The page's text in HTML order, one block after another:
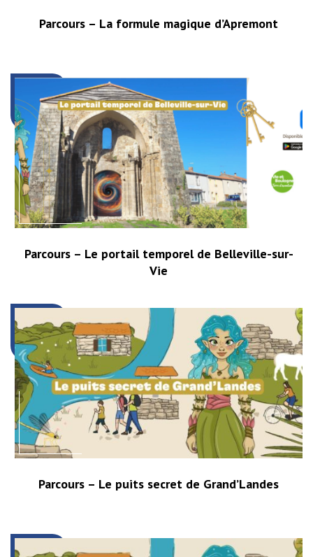
Parcours – La formule magique d’Apremont
Parcours – Le portail temporel de Belleville-sur-
Vie
Parcours – Le puits secret de Grand’Landes